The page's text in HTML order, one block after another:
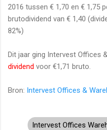
2016 tussen € 1,70 en € 1,75
brutodividend van € 1,40
82%)
Dit jaar ging Intervest Offices
dividend voor €1,71 bruto.
Bron: Intervest Offices &
Intervest Offices